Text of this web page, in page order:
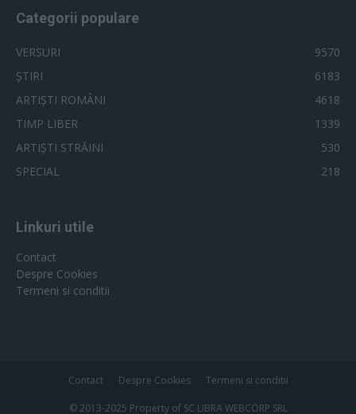
Categorii populare
VERSURI
9570
ȘTIRI
6183
ARTIȘTI ROMÂNI
4618
TIMP LIBER
1339
ARTIȘTI STRĂINI
530
SPECIAL
218
Linkuri utile
Contact
Despre Cookies
Termeni si conditii
Contact Despre Cookies Termeni si conditii
© 2013-2025 Property of SC LIBRA WEBCORP SRL